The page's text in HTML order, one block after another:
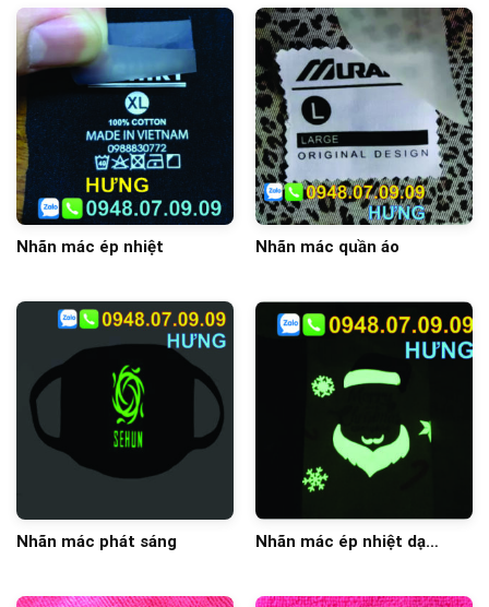
Nhãn mác ép nhiệt Nhãn mác quần áo
Nhãn mác phát sáng
Nhãn mác ép nhiệt dạ